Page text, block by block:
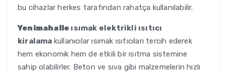
bu cihazlar herkes tarafından rahatça kullanılabilir.
Yenimahalle ısımak elektrikli ısıtıcı
kiralama kullanıcılar ısımak ısıtıcıları tercih ederek
hem ekonomik hem de etkili bir ısıtma sistemine
sahip olabilirler. Beton ve sıva gibi malzemelerin hızlı